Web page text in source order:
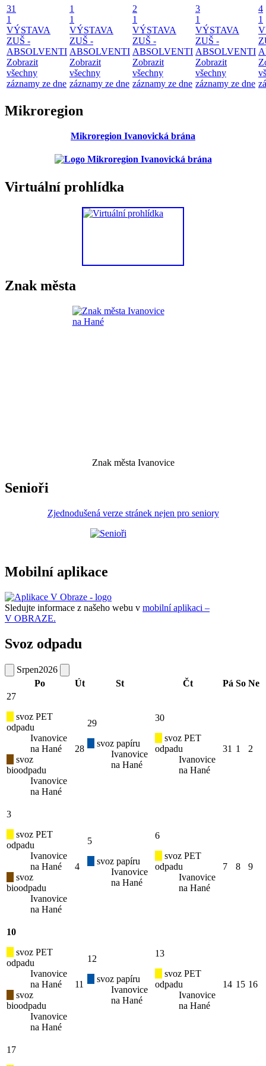
31
1
VÝSTAVA
ZUŠ -
ABSOLVENTI
Zobrazit
všechny
záznamy ze dne
1
1
VÝSTAVA
ZUŠ -
ABSOLVENTI
Zobrazit
všechny
záznamy ze dne
2
1
VÝSTAVA
ZUŠ -
ABSOLVENTI
Zobrazit
všechny
záznamy ze dne
3
1
VÝSTAVA
ZUŠ -
ABSOLVENTI
Zobrazit
všechny
záznamy ze dne
4
1
Mikroregion
Mikroregion Ivanovická brána
Virtuální prohlídka
Znak města
Znak města Ivanovice
Senioři
Zjednodušená verze stránek nejen pro seniory
Mobilní aplikace
Sledujte informace z našeho webu v mobilní aplikaci –
V OBRAZE.
Svoz odpadu
Srpen2026
Po
Út St Čt Pá So Ne
27
svoz PET
odpadu
Ivanovice
na Hané
svoz
bioodpadu
Ivanovice
na Hané
28
29
svoz papíru
Ivanovice
na Hané
30
svoz PET
odpadu
Ivanovice
na Hané
31 1 2
3
svoz PET
odpadu
Ivanovice
na Hané
svoz
bioodpadu
Ivanovice
na Hané
4
5
svoz papíru
Ivanovice
na Hané
6
svoz PET
odpadu
Ivanovice
na Hané
7 8 9
10
svoz PET
odpadu
Ivanovice
na Hané
svoz
bioodpadu
Ivanovice
na Hané
11
12
svoz papíru
Ivanovice
na Hané
13
svoz PET
odpadu
Ivanovice
na Hané
14 15 16
17